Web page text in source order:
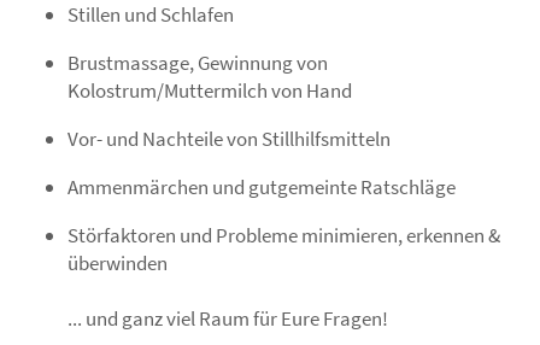
Stillen und Schlafen
Brustmassage, Gewinnung von
Kolostrum/Muttermilch von Hand
Vor- und Nachteile von Stillhilfsmitteln
Ammenmärchen und gutgemeinte Ratschläge
Störfaktoren und Probleme minimieren, erkennen &
überwinden
... und ganz viel Raum für Eure Fragen!